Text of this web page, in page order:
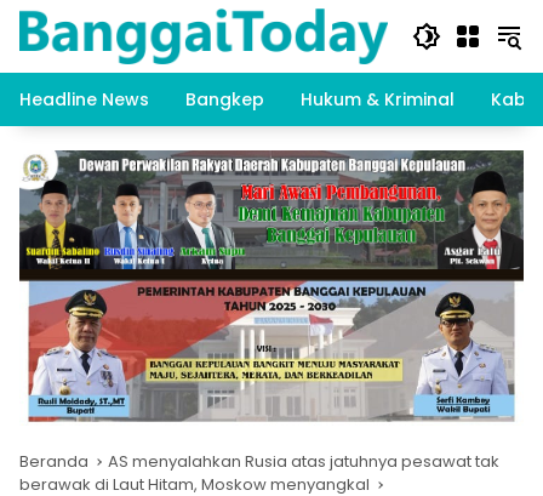
Langsung
Headline News
Bangkep Hukum & Kriminal
Beranda
AS menyalahkan Rusia atas jatuhnya pesawat tak
berawak di Laut Hitam, Moskow menyangkal